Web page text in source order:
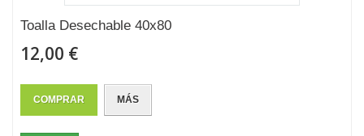
Toalla Desechable 40x80
12,00 €
COMPRAR MÁS